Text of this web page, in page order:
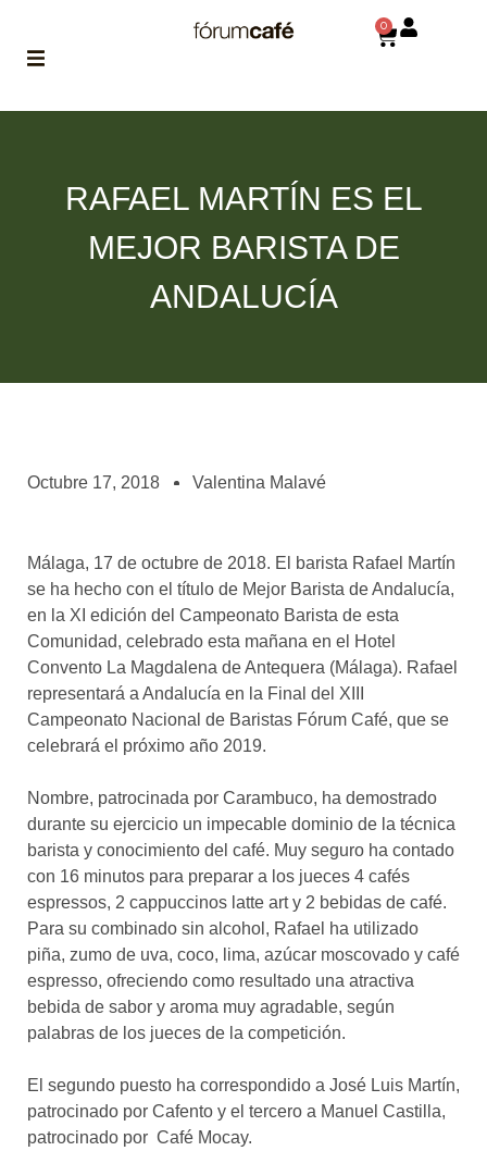
asociados
el café siempre tiene
algo nuevo que
enseñarnos
BOLSA DE TRABAJO
¡te imaginas vivir de tu pasión
por el café?
CONTACTO
de ti!
0
RAFAEL MARTÍN ES EL
MEJOR BARISTA DE
ANDALUCÍA
Octubre 17, 2018 Valentina Malavé
Málaga, 17 de octubre de 2018. El barista Rafael Martín
se ha hecho con el título de Mejor Barista de Andalucía,
en la XI edición del Campeonato Barista de esta
Comunidad, celebrado esta mañana en el Hotel
Convento La Magdalena de Antequera (Málaga). Rafael
representará a Andalucía en la Final del XIII
Campeonato Nacional de Baristas Fórum Café, que se
celebrará el próximo año 2019.
Nombre, patrocinada por Carambuco, ha demostrado
durante su ejercicio un impecable dominio de la técnica
barista y conocimiento del café. Muy seguro ha contado
con 16 minutos para preparar a los jueces 4 cafés
espressos, 2 cappuccinos latte art y 2 bebidas de café.
Para su combinado sin alcohol, Rafael ha utilizado
piña, zumo de uva, coco, lima, azúcar moscovado y café
espresso, ofreciendo como resultado una atractiva
bebida de sabor y aroma muy agradable, según
palabras de los jueces de la competición.
El segundo puesto ha correspondido a José Luis Martín,
patrocinado por Cafento y el tercero a Manuel Castilla,
patrocinado por Café Mocay.